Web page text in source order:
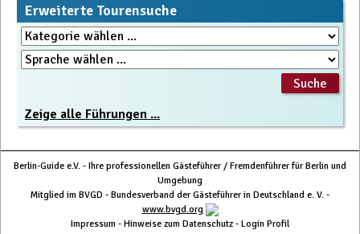
Erweiterte Tourensuche
Zeige alle Führungen ...
Berlin-Guide e.V. - Ihre professionellen Gästeführer / Fremdenführer für Berlin und
Umgebung
Mitglied im BVGD - Bundesverband der Gästeführer in Deutschland e. V. -
www.bvgd.org
Impressum - Hinweise zum Datenschutz - Login Profil